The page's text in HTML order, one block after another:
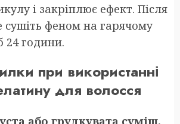
і закріплює ефект. Після
феном на гарячому
24 години.
при використанні
для волосся
або грудкувата суміш.